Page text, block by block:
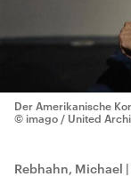
Der Amerikanische
© imago / United
Rebhahn, Michael |